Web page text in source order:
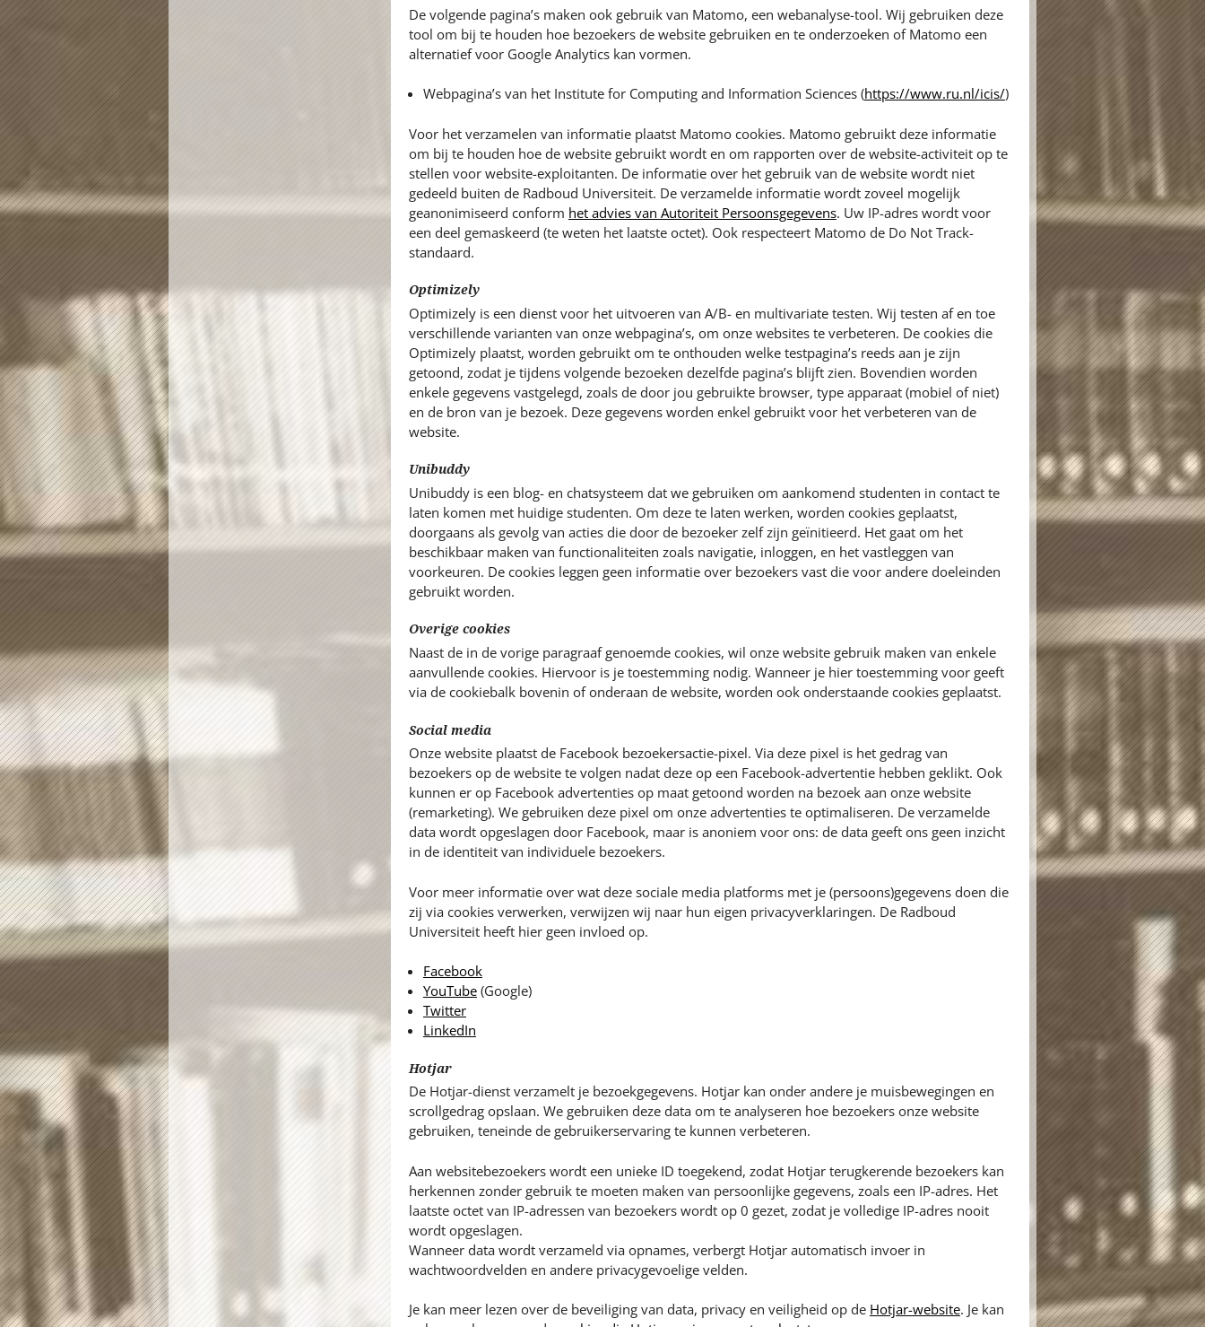
De volgende pagina’s maken ook gebruik van Matomo, een webanalyse-tool. Wij gebruiken deze
tool om bij te houden hoe bezoekers de website gebruiken en te onderzoeken of Matomo een
alternatief voor Google Analytics kan vormen.
Webpagina’s van het Institute for Computing and Information Sciences (https://www.ru.nl/icis/)
Voor het verzamelen van informatie plaatst Matomo cookies. Matomo gebruikt deze informatie
om bij te houden hoe de website gebruikt wordt en om rapporten over de website-activiteit op te
stellen voor website-exploitanten. De informatie over het gebruik van de website wordt niet
gedeeld buiten de Radboud Universiteit. De verzamelde informatie wordt zoveel mogelijk
geanonimiseerd conform het advies van Autoriteit Persoonsgegevens. Uw IP-adres wordt voor
een deel gemaskeerd (te weten het laatste octet). Ook respecteert Matomo de Do Not Track-
standaard.
Optimizely
Optimizely is een dienst voor het uitvoeren van A/B- en multivariate testen. Wij testen af en toe
verschillende varianten van onze webpagina’s, om onze websites te verbeteren. De cookies die
Optimizely plaatst, worden gebruikt om te onthouden welke testpagina’s reeds aan je zijn
getoond, zodat je tijdens volgende bezoeken dezelfde pagina’s blijft zien. Bovendien worden
enkele gegevens vastgelegd, zoals de door jou gebruikte browser, type apparaat (mobiel of niet)
en de bron van je bezoek. Deze gegevens worden enkel gebruikt voor het verbeteren van de
website.
Unibuddy
Unibuddy is een blog- en chatsysteem dat we gebruiken om aankomend studenten in contact te
laten komen met huidige studenten. Om deze te laten werken, worden cookies geplaatst,
doorgaans als gevolg van acties die door de bezoeker zelf zijn geïnitieerd. Het gaat om het
beschikbaar maken van functionaliteiten zoals navigatie, inloggen, en het vastleggen van
voorkeuren. De cookies leggen geen informatie over bezoekers vast die voor andere doeleinden
gebruikt worden.
Overige cookies
Naast de in de vorige paragraaf genoemde cookies, wil onze website gebruik maken van enkele
aanvullende cookies. Hiervoor is je toestemming nodig. Wanneer je hier toestemming voor geeft
via de cookiebalk bovenin of onderaan de website, worden ook onderstaande cookies geplaatst.
Social media
Onze website plaatst de Facebook bezoekersactie-pixel. Via deze pixel is het gedrag van
bezoekers op de website te volgen nadat deze op een Facebook-advertentie hebben geklikt. Ook
kunnen er op Facebook advertenties op maat getoond worden na bezoek aan onze website
(remarketing). We gebruiken deze pixel om onze advertenties te optimaliseren. De verzamelde
data wordt opgeslagen door Facebook, maar is anoniem voor ons: de data geeft ons geen inzicht
in de identiteit van individuele bezoekers.
Voor meer informatie over wat deze sociale media platforms met je (persoons)gegevens doen die
zij via cookies verwerken, verwijzen wij naar hun eigen privacyverklaringen. De Radboud
Universiteit heeft hier geen invloed op.
Facebook
YouTube(Google)
Twitter
LinkedIn
Hotjar
De Hotjar-dienst verzamelt je bezoekgegevens. Hotjar kan onder andere je muisbewegingen en
scrollgedrag opslaan. We gebruiken deze data om te analyseren hoe bezoekers onze website
gebruiken, teneinde de gebruikerservaring te kunnen verbeteren.
Aan websitebezoekers wordt een unieke ID toegekend, zodat Hotjar terugkerende bezoekers kan
herkennen zonder gebruik te moeten maken van persoonlijke gegevens, zoals een IP-adres. Het
laatste octet van IP-adressen van bezoekers wordt op 0 gezet, zodat je volledige IP-adres nooit
wordt opgeslagen.
Wanneer data wordt verzameld via opnames, verbergt Hotjar automatisch invoer in
wachtwoordvelden en andere privacygevoelige velden.
Je kan meer lezen over de beveiliging van data, privacy en veiligheid op de Hotjar-website. Je kan